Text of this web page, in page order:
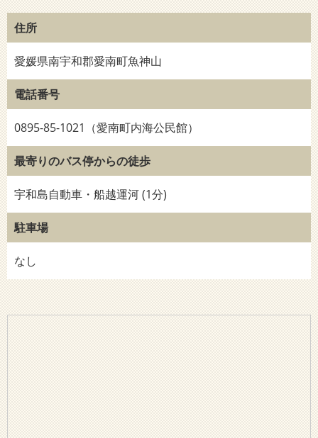
住所
愛媛県南宇和郡愛南町魚神山
電話番号
0895-85-1021（愛南町内海公民館）
最寄りのバス停からの徒歩
宇和島自動車・船越運河 (1分)
駐車場
なし